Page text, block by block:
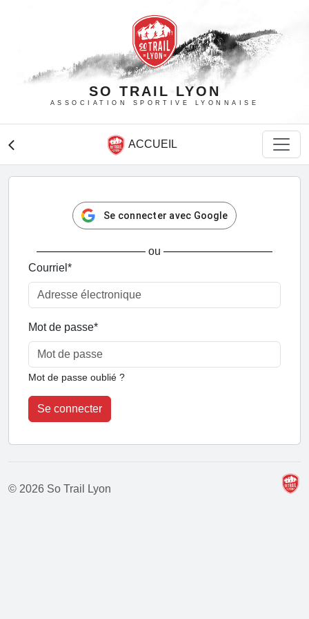
SO TRAIL LYON
ASSOCIATION SPORTIVE LYONNAISE
arrow_back_ios ACCUEIL
Se connecter avec Google
ou
Courriel *
Mot de passe*
Mot de passe oublié ?
Se connecter
© 2026 So Trail Lyon